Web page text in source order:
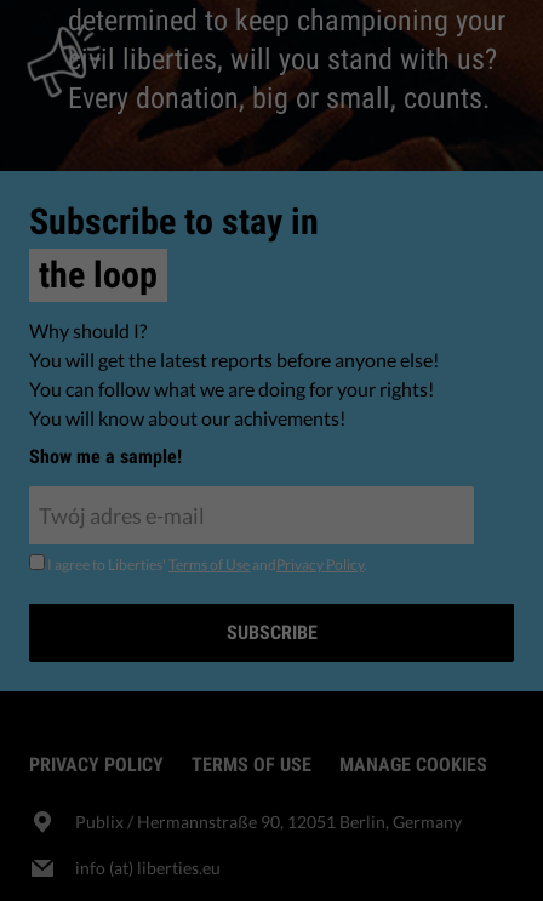
determined to keep championing your
civil liberties, will you stand with us?
Every donation, big or small, counts.
Subscribe to stay in
the loop
Why should I?
You will get the latest reports before anyone else!
You can follow what we are doing for your rights!
You will know about our achivements!
Show me a sample!
I agree to Liberties' Terms of Use andPrivacy Policy.
SUBSCRIBE
PRIVACY POLICY TERMS OF USE MANAGE COOKIES
Publix​ / Hermannstraße 90, 12051 Berlin, Germany
info (at) liberties.eu